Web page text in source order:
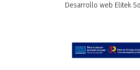
Desarrollo web Elitek